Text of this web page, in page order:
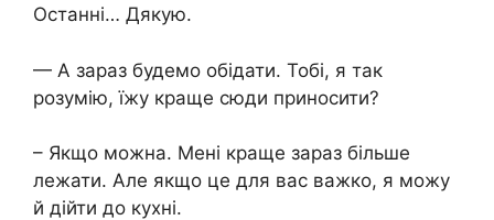
Останні… Дякую.
— А зараз будемо обідати. Тобі, я так
розумію, їжу краще сюди приносити?
– Якщо можна. Мені краще зараз більше
лежати. Але якщо це для вас важко, я можу
й дійти до кухні.